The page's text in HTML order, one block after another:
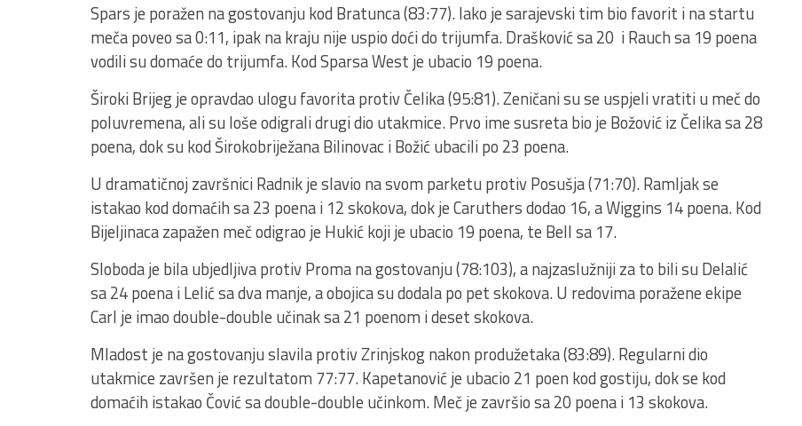
Spars je poražen na gostovanju kod Bratunca (83:77). Iako je sarajevski tim bio favorit i na startu
meča poveo sa 0:11, ipak na kraju nije uspio doći do trijumfa. Drašković sa 20 i Rauch sa 19 poena
vodili su domaće do trijumfa. Kod Sparsa West je ubacio 19 poena.
Široki Brijeg je opravdao ulogu favorita protiv Čelika (95:81). Zeničani su se uspjeli vratiti u meč do
poluvremena, ali su loše odigrali drugi dio utakmice. Prvo ime susreta bio je Božović iz Čelika sa 28
poena, dok su kod Širokobriježana Bilinovac i Božić ubacili po 23 poena.
U dramatičnoj završnici Radnik je slavio na svom parketu protiv Posušja (71:70). Ramljak se
istakao kod domaćih sa 23 poena i 12 skokova, dok je Caruthers dodao 16, a Wiggins 14 poena. Kod
Bijeljinaca zapažen meč odigrao je Hukić koji je ubacio 19 poena, te Bell sa 17.
Sloboda je bila ubjedljiva protiv Proma na gostovanju (78:103), a najzaslužniji za to bili su Delalić
sa 24 poena i Lelić sa dva manje, a obojica su dodala po pet skokova. U redovima poražene ekipe
Carl je imao double-double učinak sa 21 poenom i deset skokova.
Mladost je na gostovanju slavila protiv Zrinjskog nakon produžetaka (83:89). Regularni dio
utakmice završen je rezultatom 77:77. Kapetanović je ubacio 21 poen kod gostiju, dok se kod
domaćih istakao Čović sa double-double učinkom. Meč je završio sa 20 poena i 13 skokova.